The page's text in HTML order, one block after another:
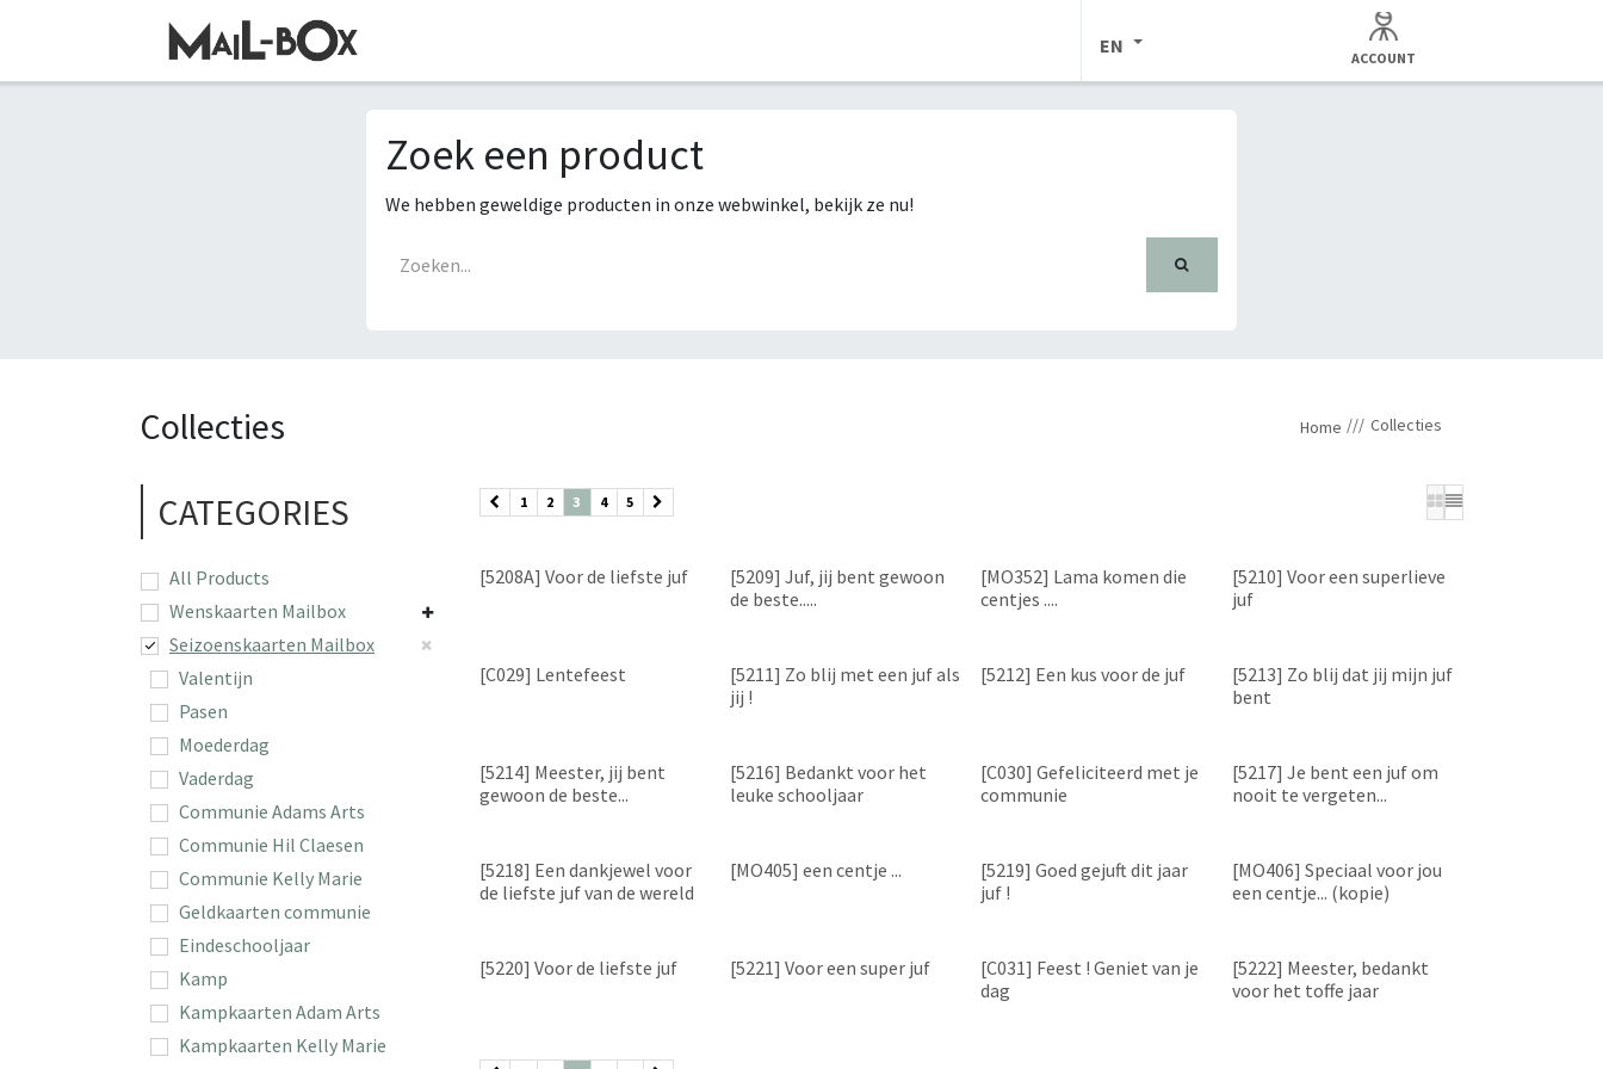
EN
ACCOUNT
Zoek een product
We hebben geweldige producten in onze webwinkel, bekijk ze nu!
Collecties Home Collecties
CATEGORIES
All Products
Wenskaarten Mailbox
Seizoenskaarten Mailbox
Valentijn
Pasen
Moederdag
Vaderdag
Communie Adams Arts
Communie Hil Claesen
Communie Kelly Marie
Geldkaarten communie
Eindeschooljaar
Kamp
Kampkaarten Adam Arts
Kampkaarten Kelly Marie
1 2 3 4 5
[5208A] Voor de liefste juf
[5209] Juf, jij bent gewoon
de beste.....
[MO352] Lama komen die
centjes ....
[5210] Voor een superlieve
juf
[C029] Lentefeest
[5211] Zo blij met een juf als
jij !
[5212] Een kus voor de juf
[5213] Zo blij dat jij mijn juf
bent
[5214] Meester, jij bent
gewoon de beste...
[5216] Bedankt voor het
leuke schooljaar
[C030] Gefeliciteerd met je
communie
[5217] Je bent een juf om
nooit te vergeten...
[5218] Een dankjewel voor
de liefste juf van de wereld
[MO405] een centje ...
[5219] Goed gejuft dit jaar
juf !
[MO406] Speciaal voor jou
een centje... (kopie)
[5220] Voor de liefste juf [5221] Voor een super juf
[C031] Feest ! Geniet van je
dag
[5222] Meester, bedankt
voor het toffe jaar